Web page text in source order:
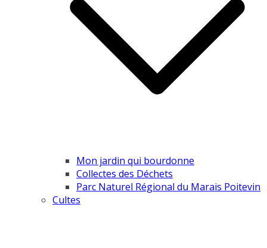
Mon jardin qui bourdonne
Collectes des Déchets
Parc Naturel Régional du Marais Poitevin
Cultes